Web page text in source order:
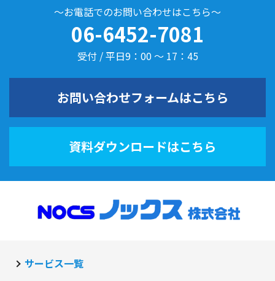
～お電話でのお問い合わせはこちら～
06-6452-7081
受付 / 平日9：00 ～ 17：45
お問い合わせフォームはこちら
資料ダウンロードはこちら
サービス一覧